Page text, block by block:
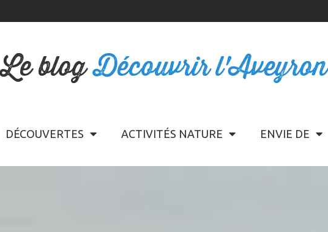
Le blogDécouvrir l'Aveyron
DÉCOUVERTES ACTIVITÉS NATURE ENVIE DE